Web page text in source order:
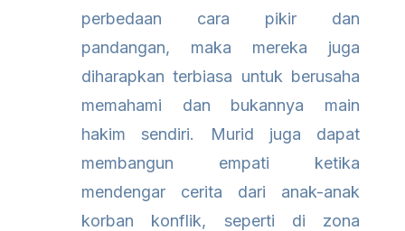
perbedaan cara pikir dan
pandangan, maka mereka juga
diharapkan terbiasa untuk berusaha
memahami dan bukannya main
hakim sendiri. Murid juga dapat
membangun empati ketika
mendengar cerita dari anak-anak
korban konflik, seperti di zona